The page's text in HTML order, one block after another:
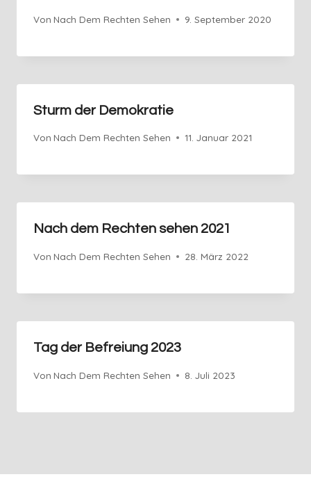
Von Nach Dem Rechten Sehen 9. September 2020
Sturm der Demokratie
Von Nach Dem Rechten Sehen 11. Januar 2021
Nach dem Rechten sehen 2021
Von Nach Dem Rechten Sehen 28. März 2022
Tag der Befreiung 2023
Von Nach Dem Rechten Sehen 8. Juli 2023